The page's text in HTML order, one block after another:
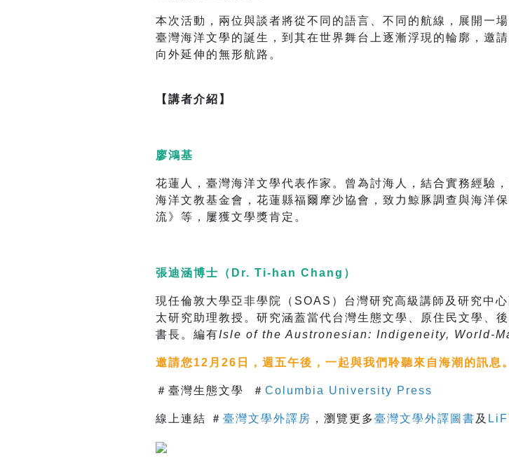
本次活動，兩位與談者將從不同的語言、不同的航線，展開一
臺灣海洋文學的誕生，到其在世界舞台上逐漸浮現的輪廓，邀
向外延伸的無形航路。
【講者介紹】
廖鴻基
花蓮人，臺灣海洋文學代表作家。曾為討海人，結合實務經驗
海洋文教基金會，花蓮縣福爾摩沙協會，致力鯨豚調查與海洋
流》等，屢獲文學獎肯定。
張迪涵博士（Dr. Ti-han Chang）
現任倫敦大學亞非學院（SOAS）台灣研究高級講師及研究中
太研究助理教授。研究涵蓋當代台灣生態文學、原住民文學、
書長。編有Isle of the Austronesian: Indigeneity, World-
邀請您12月26日，週五午後，一起與我們聆聽來自海潮的訊息。
＃臺灣生態文學 ＃ Columbia University Press
線上連結 ＃ 臺灣文學外譯房 ，瀏覽更多臺灣文學外譯圖書 及